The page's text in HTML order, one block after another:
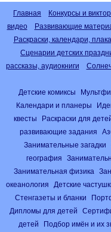
Главная Конкурсы и
видео
Развивающие
Раскраски, календари,
Сценарии детских
рассказы, аудиокниги
Детские комиксы
Календари и планеры
квесты
Раскраски для
развивающие задания
Занимательные загадки
география
Занимательная физика
океанология
Детские
Стенгазеты и бланки
Дипломы для детей
детей
Подбор имён и их